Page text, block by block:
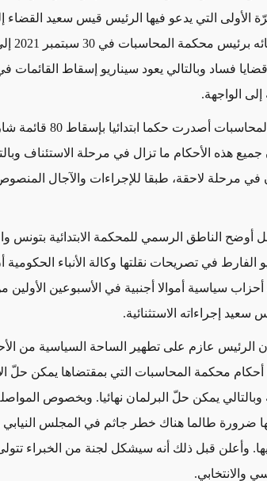
الأولى التي يدعو فيها الرئيس قيس سعيد القضاء
حيث
فساد وبالتالي يعود سيناريو إسقاط القائمات
الواجهة.
وكانت محكمة
إلا أن جميع هذه الأحكام ما تزال في مرحلة الاستئناف
في مرحلة لاحقة، طبقا للإجراءات والآجال
الناطق الرسمي للمحكمة الابتدائية بتونس
الفارط في تصريحات نقلتها وكالة الأنباء
أحزاب سياسية أموالا أجنبية في الأسبوعين
سعيد إجراءاته الاستثنائية.
الرئيس عازم على تطهير الساحة السياسية من
أحكام محكمة المحاسبات التي بمقتضاها يمكن حلّ
يمكن حلّ البرلمان نهائيا. وبخصوص المواصلة
ضرورة طالما هناك خطر جاثم في المجلس
وأعلن قبل ذلك أنه سيشكل لجنة من الخبراء
والانتخابي.